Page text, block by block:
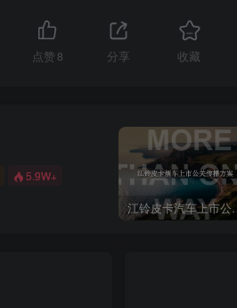
点赞 8 分享 收藏
5.9W+
江铃皮卡